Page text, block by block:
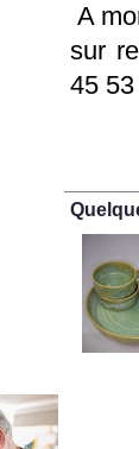
A
sur
45 53